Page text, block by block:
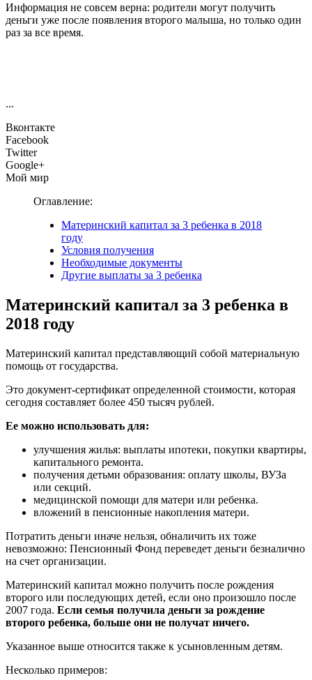
Информация не совсем верна: родители могут получить
деньги уже после появления второго малыша, но только один
раз за все время.
...
Вконтакте
Facebook
Twitter
Google+
Мой мир
Оглавление:
Материнский капитал за 3 ребенка в 2018
году
Условия получения
Необходимые документы
Другие выплаты за 3 ребенка
Материнский капитал за 3 ребенка в
2018 году
Материнский капитал представляющий собой материальную
помощь от государства.
Это документ-сертификат определенной стоимости, которая
сегодня составляет более 450 тысяч рублей.
Ее можно использовать для:
улучшения жилья: выплаты ипотеки, покупки квартиры,
капитального ремонта.
получения детьми образования: оплату школы, ВУЗа
или секций.
медицинской помощи для матери или ребенка.
вложений в пенсионные накопления матери.
Потратить деньги иначе нельзя, обналичить их тоже
невозможно: Пенсионный Фонд переведет деньги безналично
на счет организации.
Материнский капитал можно получить после рождения
второго или последующих детей, если оно произошло после
2007 года. Если семья получила деньги за рождение
второго ребенка, больше они не получат ничего.
Указанное выше относится также к усыновленным детям.
Несколько примеров: